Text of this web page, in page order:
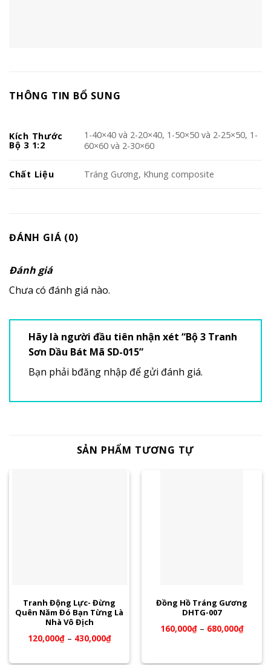
THÔNG TIN BỔ SUNG
Kích Thước
Bộ 3 1:2
1-40×40 và 2-20×40, 1-50×50 và 2-25×50, 1-
60×60 và 2-30×60
Chất Liệu Tráng Gương, Khung composite
ĐÁNH GIÁ (0)
Đánh giá
Chưa có đánh giá nào.
Hãy là người đầu tiên nhận xét “Bộ 3 Tranh
Sơn Dầu Bát Mã SD-015”
Bạn phải bđăng nhập để gửi đánh giá.
SẢN PHẨM TƯƠNG TỰ
Tranh Động Lực- Đừng
Quên Năm Đó Bạn Từng Là
Nhà Vô Địch
120,000₫– 430,000₫
Đồng Hồ Tráng Gương
DHTG-007
160,000₫– 680,000₫